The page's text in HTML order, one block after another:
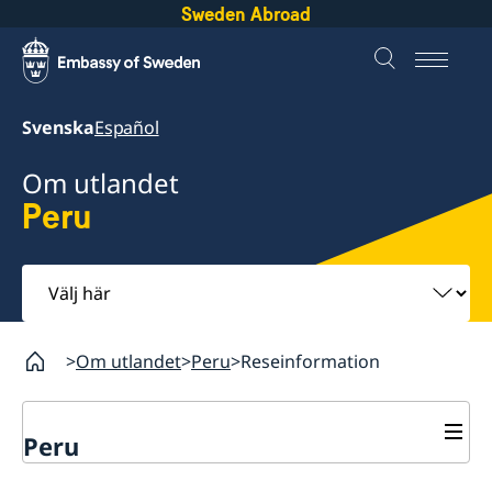
Sweden Abroad
SvenskaEspañol
Om utlandet
Peru
Välj
här
Om utlandet Peru Reseinformation
Peru